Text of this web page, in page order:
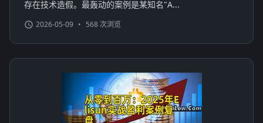
存在技术造假。最轰动的案例是某知名"A...
2026-05-09 • 568 次浏览